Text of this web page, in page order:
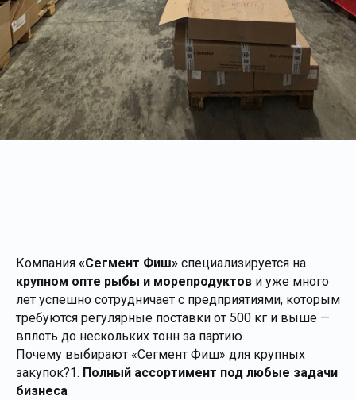
Компания «Сегмент Фиш» специализируется на
крупном опте рыбы и морепродуктов и уже много
лет успешно сотрудничает с предприятиями, которым
требуются регулярные поставки от 500 кг и выше —
вплоть до нескольких тонн за партию.
Почему выбирают «Сегмент Фиш» для крупных
закупок?1. Полный ассортимент под любые задачи
бизнеса